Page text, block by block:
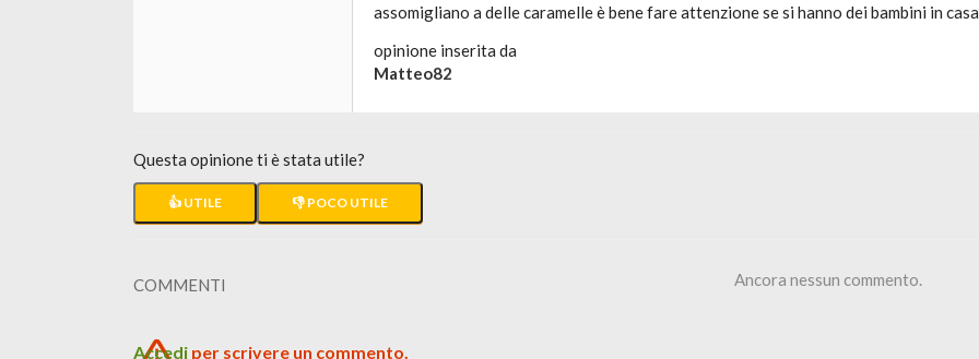
assomigliano a delle caramelle è bene fare attenzione se si hanno dei bambini in
opinione inserita da
Matteo82
Questa opinione ti è stata utile?
👍 UTILE 👎 POCO UTILE
COMMENTI Ancora nessun commento.
Accedi per scrivere un commento.